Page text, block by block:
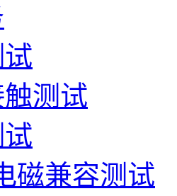
测试
磁兼容测试